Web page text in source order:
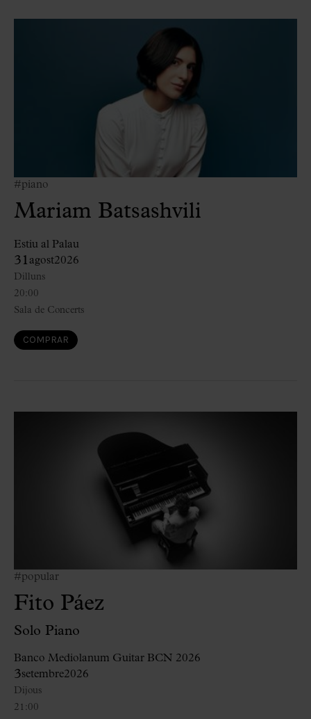
#piano
Mariam Batsashvili
Estiu al Palau
31 agost2026
20:00
Dilluns
Sala de Concerts
COMPRAR
#popular
Fito Páez
Solo Piano
Banco Mediolanum Guitar BCN 2026
3setembre2026
21:00
Dijous